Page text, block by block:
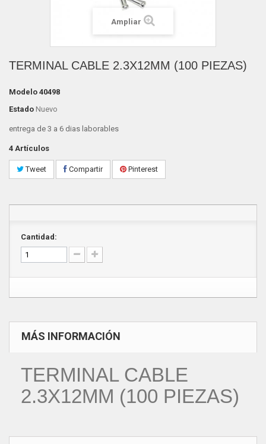
Ampliar
TERMINAL CABLE 2.3X12MM (100 PIEZAS)
Modelo 40498
Estado Nuevo
entrega de 3 a 6 dias laborables
4 Artículos
Tweet Compartir Pinterest
Cantidad:
MÁS INFORMACIÓN
TERMINAL CABLE
2.3X12MM (100 PIEZAS)